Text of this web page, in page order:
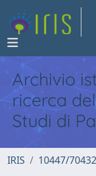
Archivio
ricerca
Studi di
IRIS 10447/